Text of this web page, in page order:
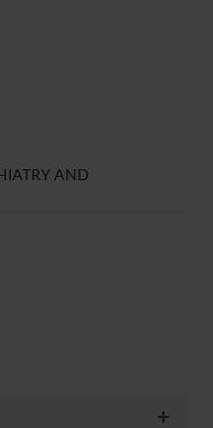
AND